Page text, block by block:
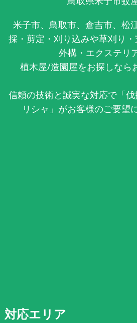
米子市、鳥取市、倉吉市、松
採・剪定・刈り込みや草刈り・
外構・エクステリ
植木屋/造園屋をお探しなら
信頼の技術と誠実な対応で「
リシャ」がお客様のご要望
対応エリア